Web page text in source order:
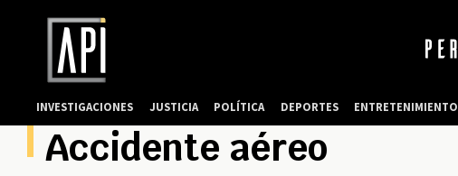
Accidente aéreo
INVESTIGACIONES JUSTICIA POLÍTICA DEPORTES ENTRETENIMIENTO